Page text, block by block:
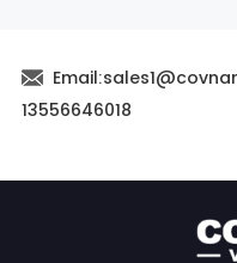
13556646018